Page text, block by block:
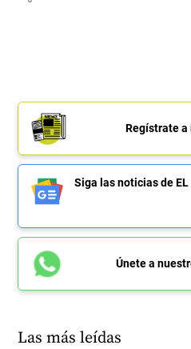
Regístrate
Siga las noticias de
Únete a
Las más leídas